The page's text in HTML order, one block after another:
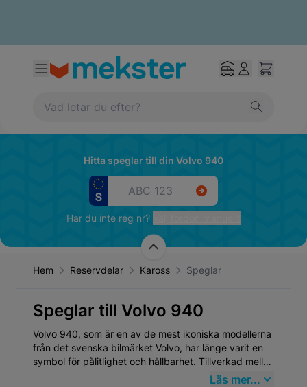
Hitta speglar till din Volvo 940
Har du inte reg nr?
Hem Reservdelar Kaross Speglar
Speglar till Volvo 940
Volvo 940, som är en av de mest ikoniska modellerna
från det svenska bilmärket Volvo, har länge varit en
symbol för pålitlighet och hållbarhet. Tillverkad mellan
1990 och 1998, representerar Volvo 940 denLäs mer...